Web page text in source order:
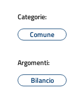
Categorie:
Comune
Argomenti:
Bilancio